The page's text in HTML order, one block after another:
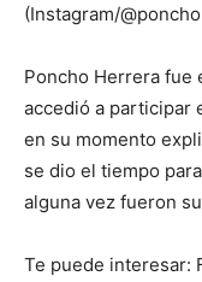
(Instagram/
Poncho Herrera fue
accedió a participar
en su momento
se dio el tiempo
alguna vez fueron
Te puede interesar: